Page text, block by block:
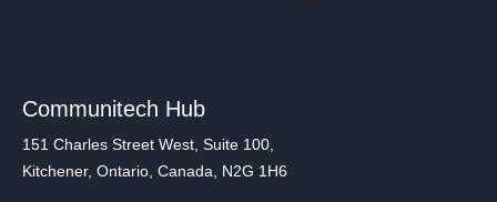
Communitech Hub
151 Charles Street West, Suite 100,
Kitchener, Ontario, Canada, N2G 1H6